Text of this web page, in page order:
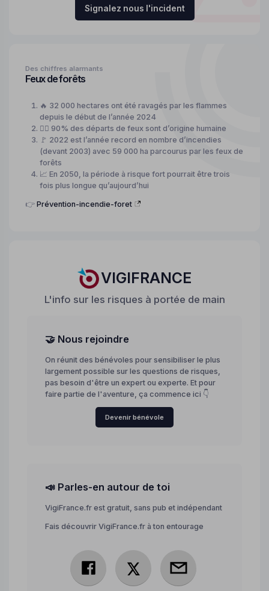
Signalez nous l'incident
Des chiffres alarmants
Feux de forêts
🔥 32 000 hectares ont été ravagés par les flammes
depuis le début de l’année 2024
🙍‍♂️ 90% des départs de feux sont d’origine humaine
🚩 2022 est l’année record en nombre d’incendies
(devant 2003) avec 59 000 ha parcourus par les feux de
forêts
📈 En 2050, la période à risque fort pourrait être trois
fois plus longue qu’aujourd’hui
👉 Prévention-incendie-foret
VIGIFRANCE
L'info sur les risques à portée de main
🤝 Nous rejoindre
On réunit des bénévoles pour sensibiliser le plus
largement possible sur les questions de risques,
pas besoin d'être un expert ou experte. Et pour
faire partie de l'aventure, ça commence ici 👇
Devenir bénévole
📣 Parles-en autour de toi
VigiFrance.fr est gratuit, sans pub et indépendant
Fais découvrir VigiFrance.fr à ton entourage